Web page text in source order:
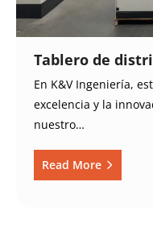
Tablero de
En K&V Ingeniería,
excelencia y la
nuestro…
Read More